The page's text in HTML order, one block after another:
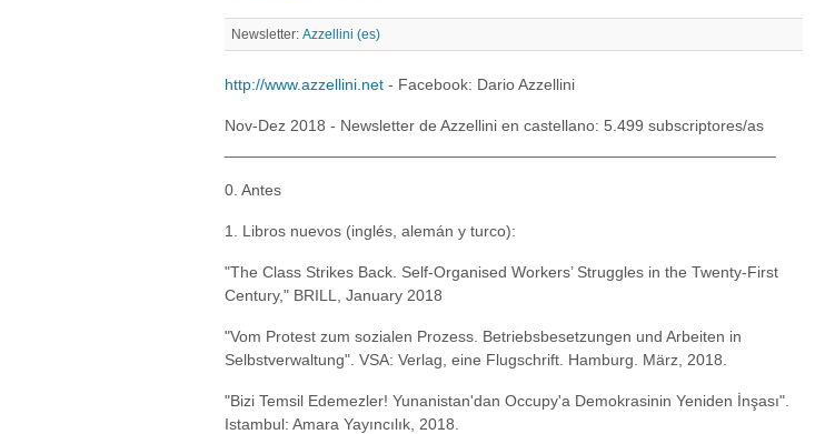
Newsletter: Azzellini (es)
http://www.azzellini.net - Facebook: Dario Azzellini
Nov-Dez 2018 - Newsletter de Azzellini en castellano: 5.499 subscriptores/as
0. Antes
1. Libros nuevos (inglés, alemán y turco):
"The Class Strikes Back. Self-Organised Workers’ Struggles in the Twenty-First
Century," BRILL, January 2018
"Vom Protest zum sozialen Prozess. Betriebsbesetzungen und Arbeiten in
Selbstverwaltung". VSA: Verlag, eine Flugschrift. Hamburg. März, 2018.
"Bizi Temsil Edemezler! Yunanistan'dan Occupy'a Demokrasinin Yeniden İnşası".
Istambul: Amara Yayıncılık, 2018.